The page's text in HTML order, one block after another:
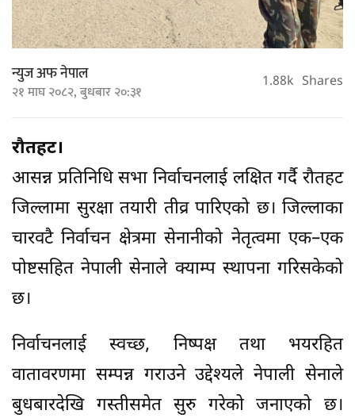
न्युज अफ नेपाल
२१ माघ २०८२, बुधबार २०:३१ 1.88k Shares
रौतहट।
आसन्न प्रतिनिधि सभा निर्वाचनलाई लक्षित गर्दै रौतहट
जिल्लामा सुरक्षा तयारी तीव्र पारिएको छ। जिल्लाका
चारवटै निर्वाचन क्षेत्रमा सेनानीको नेतृत्वमा एक–एक
पोष्टसहित नेपाली सेनाले क्याम्प स्थापना गरिसकेको
छ।
निर्वाचनलाई स्वच्छ, निष्पक्ष तथा भयरहित
वातावरणमा सम्पन्न गराउने उद्देश्यले नेपाली सेनाले
बुधबारदेखि गस्तीसमेत सुरु गरेको जनाएको छ।